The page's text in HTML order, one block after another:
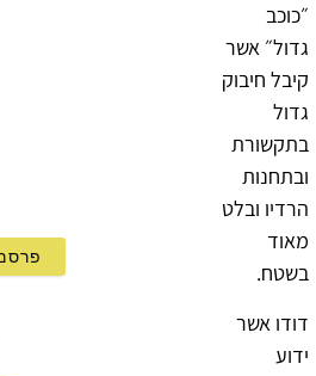
״כוכב
גדול״ אשר
קיבל חיבוק
גדול
בתקשורת
ובתחנות
הרדיו ובלט
מאוד
בשטח.
דודו אשר
ידוע